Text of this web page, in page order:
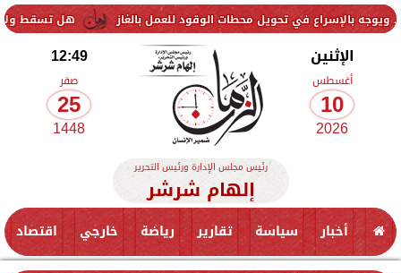
هل تسقط ولاية الأب في تحويل محطات الوقود للعمل بالغاز
الإثنين
أغسطس
10
2026
12:49
صفر
25
1448
رئيس مجلس الإدارة ورئيس التحرير
إلهام شرشر
أخبار سياسة تقارير رياضة خارجي اقتصاد